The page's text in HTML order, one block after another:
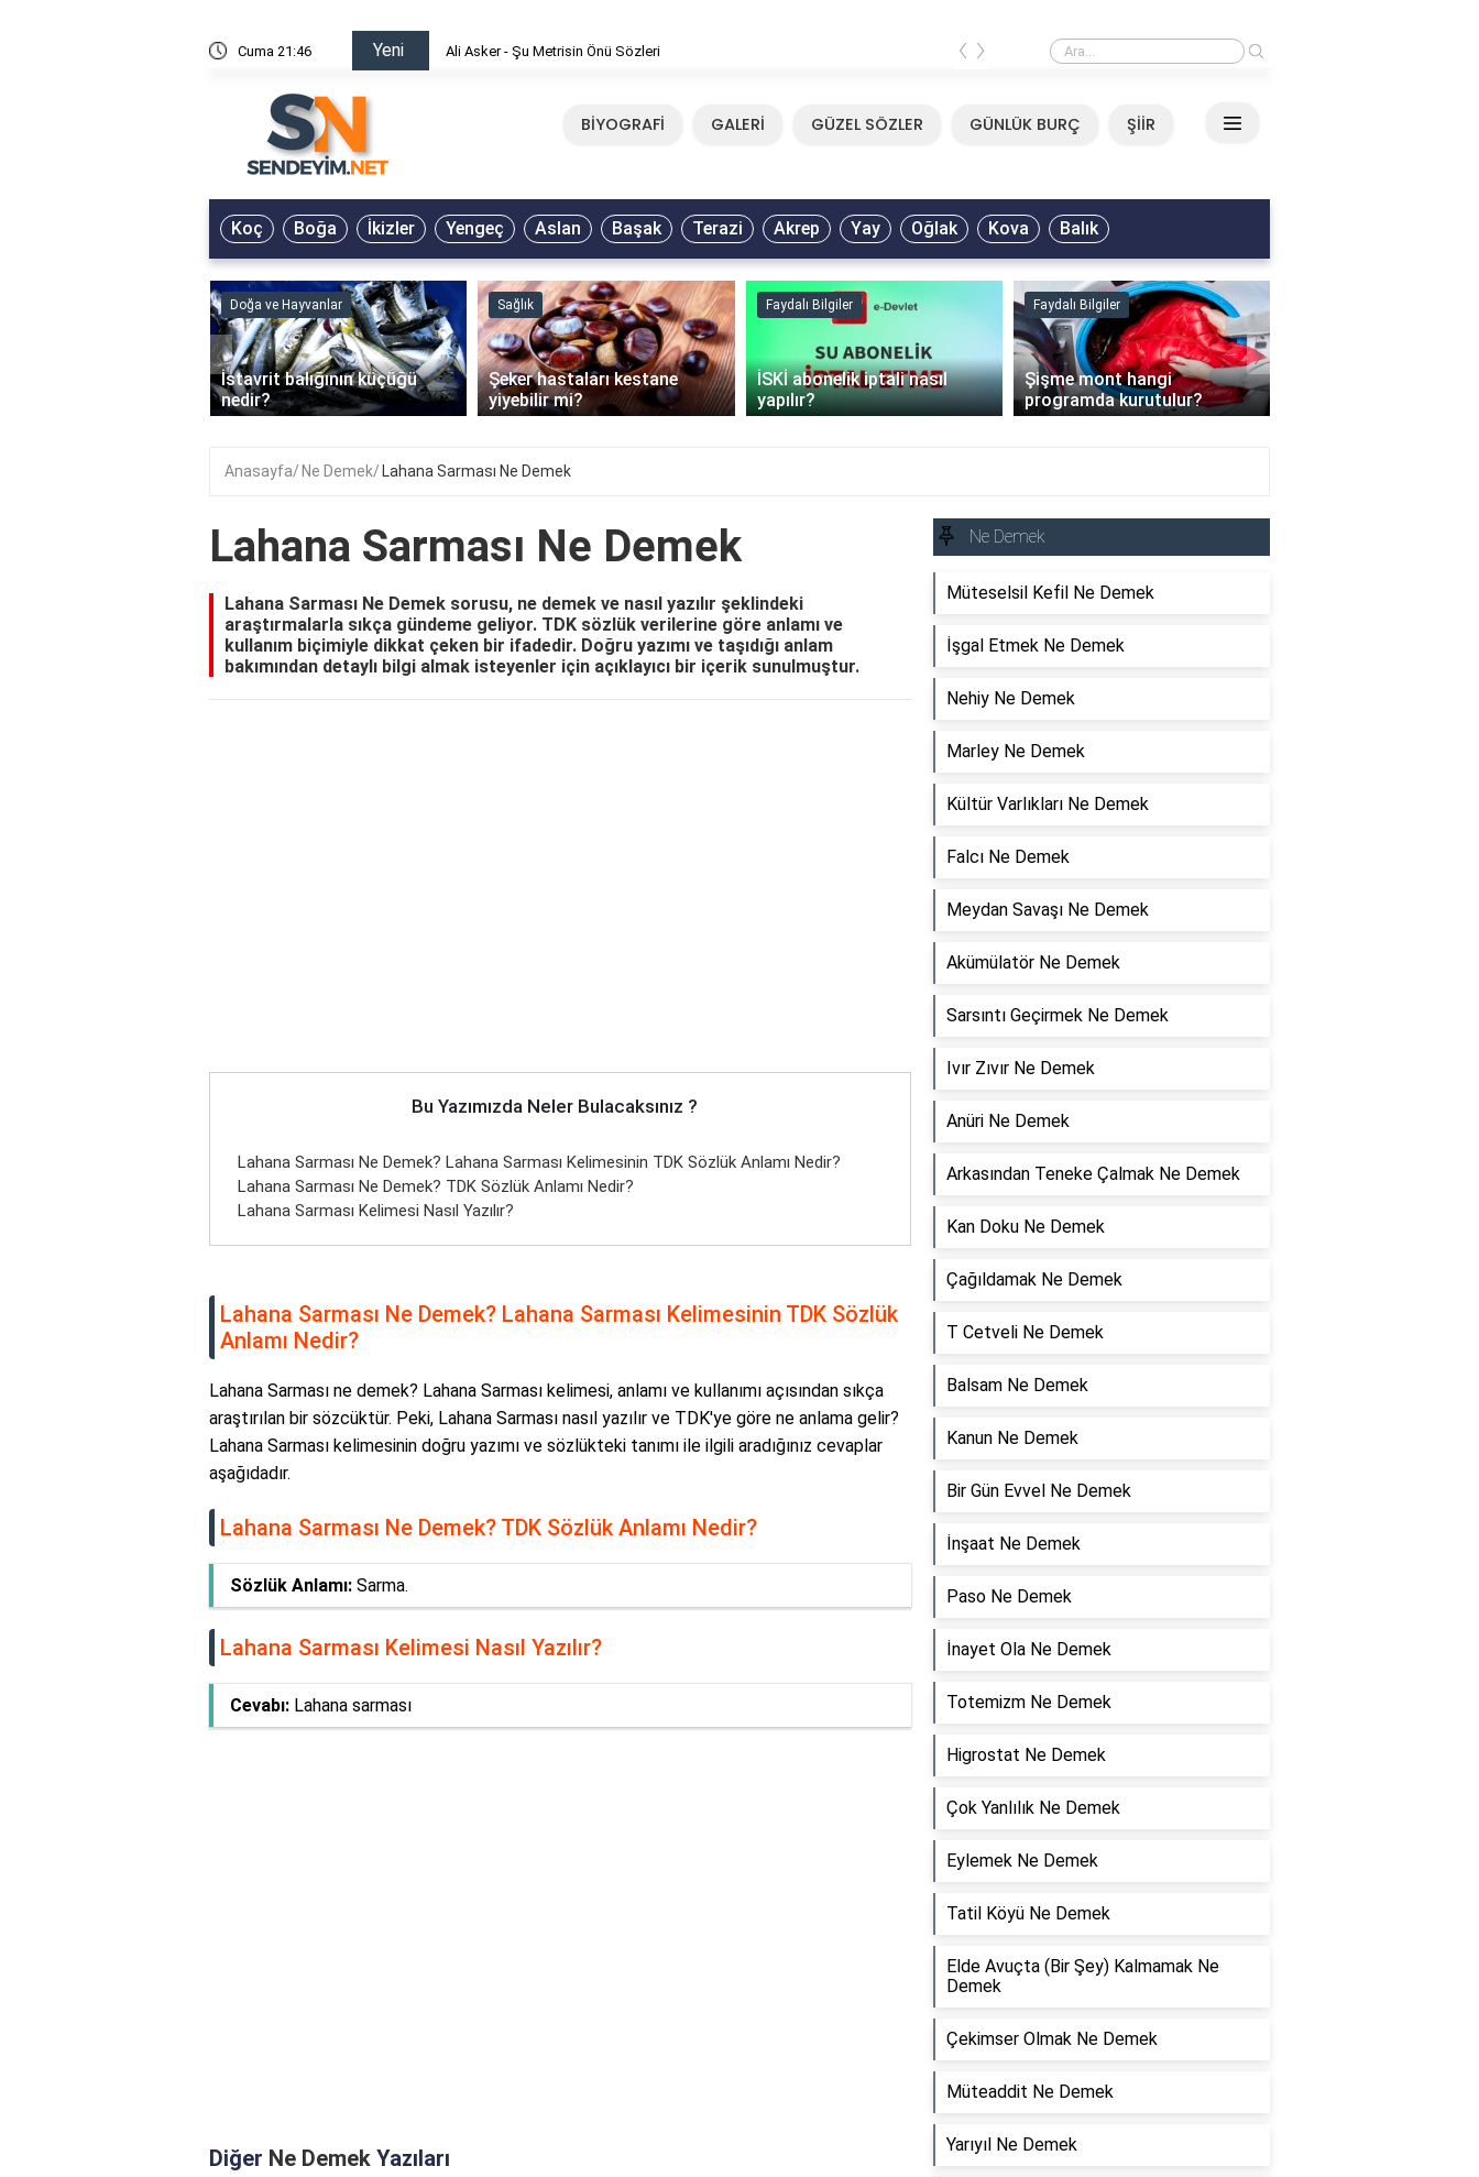
Cuma 21:46 Yeni Ali Asker - Şu Metrisin Önü Sözleri Mirkelam - Tavla Sözleri
‹ ›
BİYOGRAFİ GALERİ GÜZEL SÖZLER GÜNLÜK BURÇ ŞİİR
Koç Boğa İkizler Yengeç Aslan Başak Terazi Akrep Yay Oğlak Kova Balık
Doğa ve Hayvanlar
İstavrit balığının küçüğü
nedir?
Sağlık
Şeker hastaları kestane
yiyebilir mi?
Faydalı Bilgiler
İSKİ abonelik iptali nasıl
yapılır?
Faydalı Bilgiler
Şişme mont hangi
programda kurutulur?
‹ ›
Anasayfa Ne Demek Lahana Sarması Ne Demek
Lahana Sarması Ne Demek
Lahana Sarması Ne Demek sorusu, ne demek ve nasıl yazılır şeklindeki
araştırmalarla sıkça gündeme geliyor. TDK sözlük verilerine göre anlamı ve
kullanım biçimiyle dikkat çeken bir ifadedir. Doğru yazımı ve taşıdığı anlam
bakımından detaylı bilgi almak isteyenler için açıklayıcı bir içerik sunulmuştur.
Bu Yazımızda Neler Bulacaksınız ?
Lahana Sarması Ne Demek? Lahana Sarması Kelimesinin TDK Sözlük Anlamı Nedir?
Lahana Sarması Ne Demek? TDK Sözlük Anlamı Nedir?
Lahana Sarması Kelimesi Nasıl Yazılır?
Lahana Sarması Ne Demek? Lahana Sarması Kelimesinin TDK Sözlük
Anlamı Nedir?
Lahana Sarması ne demek? Lahana Sarması kelimesi, anlamı ve kullanımı açısından sıkça
araştırılan bir sözcüktür. Peki, Lahana Sarması nasıl yazılır ve TDK'ye göre ne anlama gelir?
Lahana Sarması kelimesinin doğru yazımı ve sözlükteki tanımı ile ilgili aradığınız cevaplar
aşağıdadır.
Lahana Sarması Ne Demek? TDK Sözlük Anlamı Nedir?
Sözlük Anlamı: Sarma.
Lahana Sarması Kelimesi Nasıl Yazılır?
Cevabı: Lahana sarması
Diğer Ne Demek Yazıları
Ne Demek
Müteselsil Kefil Ne Demek
İşgal Etmek Ne Demek
Nehiy Ne Demek
Marley Ne Demek
Kültür Varlıkları Ne Demek
Falcı Ne Demek
Meydan Savaşı Ne Demek
Akümülatör Ne Demek
Sarsıntı Geçirmek Ne Demek
Ivır Zıvır Ne Demek
Anüri Ne Demek
Arkasından Teneke Çalmak Ne Demek
Kan Doku Ne Demek
Çağıldamak Ne Demek
T Cetveli Ne Demek
Balsam Ne Demek
Kanun Ne Demek
Bir Gün Evvel Ne Demek
İnşaat Ne Demek
Paso Ne Demek
İnayet Ola Ne Demek
Totemizm Ne Demek
Higrostat Ne Demek
Çok Yanlılık Ne Demek
Eylemek Ne Demek
Tatil Köyü Ne Demek
Elde Avuçta (Bir Şey) Kalmamak Ne
Demek
Çekimser Olmak Ne Demek
Müteaddit Ne Demek
Yarıyıl Ne Demek